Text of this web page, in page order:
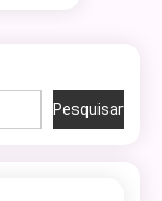
Pesquisar